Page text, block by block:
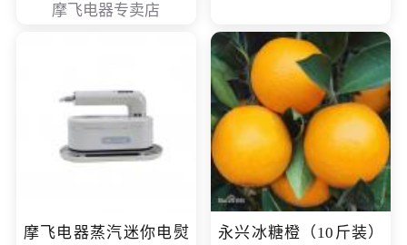
摩飞电器专卖店
摩飞电器蒸汽迷你电熨
永兴冰糖橙（10斤装）